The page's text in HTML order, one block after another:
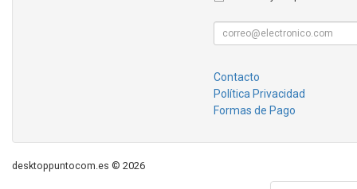
Contacto
Política Privacidad
Formas de Pago
desktoppuntocom.es © 2026